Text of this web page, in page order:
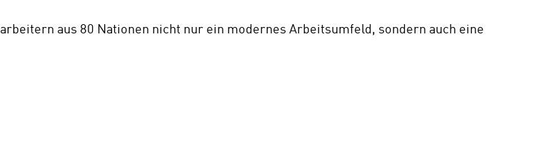
aus 80 Nationen nicht nur ein modernes Arbeitsumfeld, sondern auch eine